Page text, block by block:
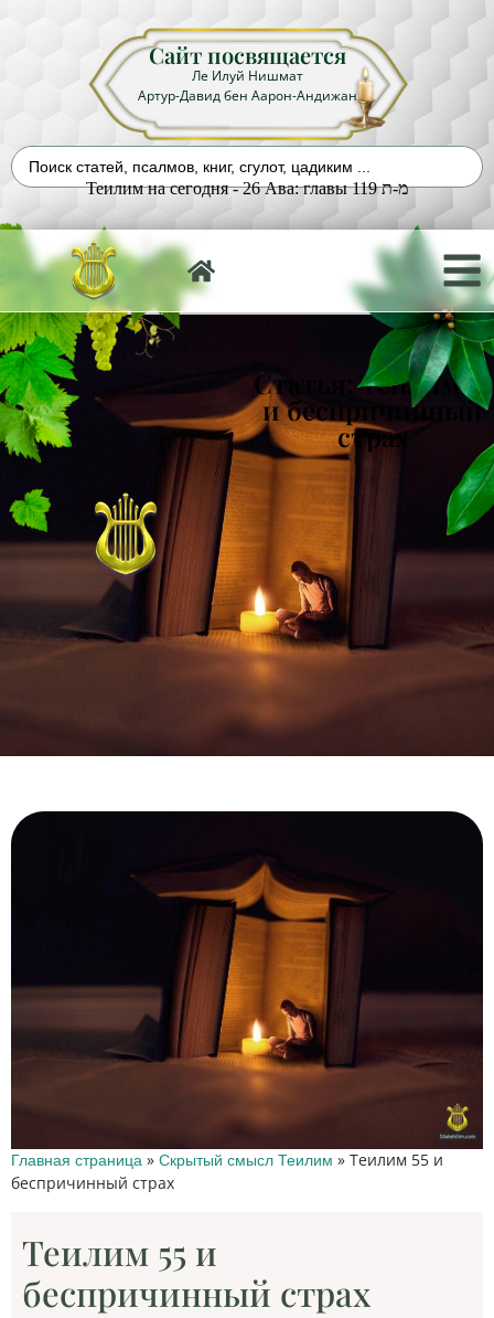
Сайт посвящается
Ле Илуй Нишмат
Артур-Давид бен Аарон-Андижан
Теилим на сегодня - 26 Ава: главы 119 מ-ת
Статья: Теилим 55
и беспричинный
страх
Главная страница » Скрытый смысл Теилим » Теилим 55 и
беспричинный страх
Теилим 55 и
беспричинный страх